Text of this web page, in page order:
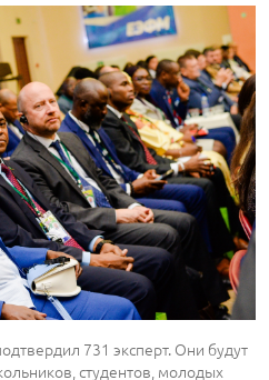
731 эксперт. Они будут
студентов, молодых